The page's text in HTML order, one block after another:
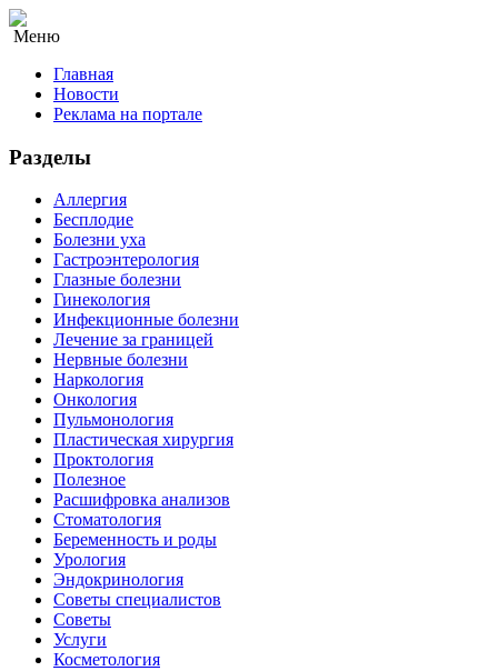
Меню
Главная
Новости
Реклама на портале
Разделы
Аллергия
Бесплодие
Болезни уха
Гастроэнтерология
Глазные болезни
Гинекология
Инфекционные болезни
Лечение за границей
Нервные болезни
Наркология
Онкология
Пульмонология
Пластическая хирургия
Проктология
Полезное
Расшифровка анализов
Стоматология
Беременность и роды
Урология
Эндокринология
Советы специалистов
Советы
Услуги
Косметология